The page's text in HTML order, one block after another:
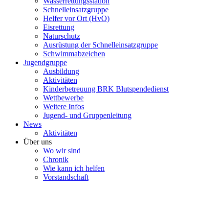
Schnelleinsatzgruppe
Helfer vor Ort (HvO)
Eisrettung
Naturschutz
Ausrüstung der Schnelleinsatzgruppe
Schwimmabzeichen
Jugendgruppe
Ausbildung
Aktivitäten
Kinderbetreuung BRK Blutspendedienst
Wettbewerbe
Weitere Infos
Jugend- und Gruppenleitung
News
Aktivitäten
Über uns
Wo wir sind
Chronik
Wie kann ich helfen
Vorstandschaft